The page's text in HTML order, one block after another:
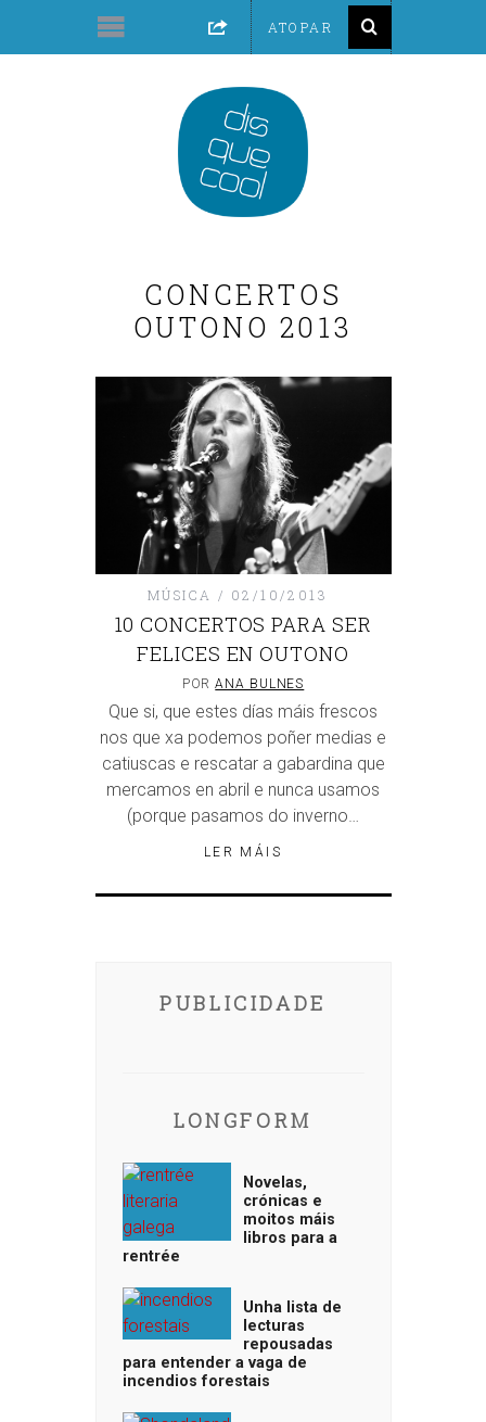
CONCERTOS
OUTONO 2013
MÚSICA 02/10/2013
10 CONCERTOS PARA SER
FELICES EN OUTONO
PORANA BULNES
Que si, que estes días máis frescos
nos que xa podemos poñer medias e
catiuscas e rescatar a gabardina que
mercamos en abril e nunca usamos
(porque pasamos do inverno…
LER MÁIS
PUBLICIDADE
LONGFORM
Novelas,
crónicas e
moitos máis
libros para a
rentrée
Unha lista de
lecturas
repousadas
para entender a vaga de
incendios forestais